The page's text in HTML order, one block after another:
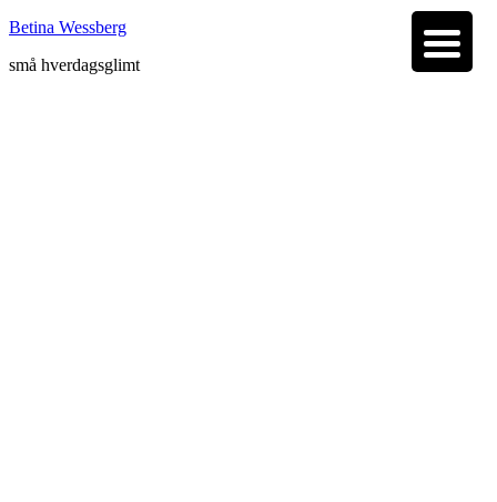
Betina Wessberg
små hverdagsglimt